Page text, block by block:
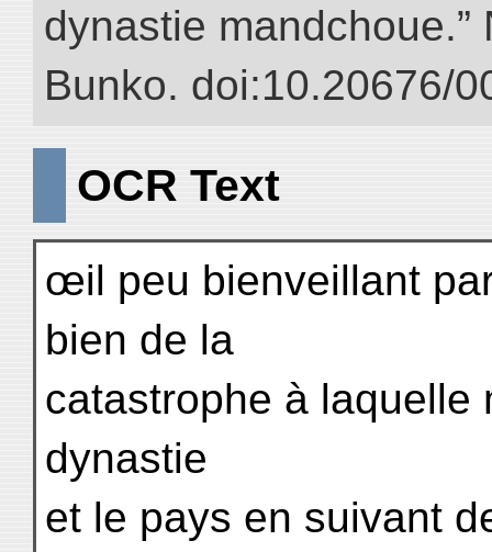
dynastie mandchoue.”
Bunko. doi:10.20676/
OCR Text
œil peu bienveillant
bien de la
catastrophe à laquelle
dynastie
et le pays en suivant